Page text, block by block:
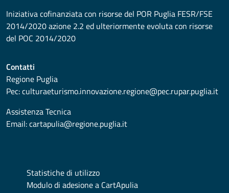
Iniziativa cofinanziata con risorse del POR Puglia FESR/FSE
2014/2020 azione 2.2 ed ulteriormente evoluta con risorse
del POC 2014/2020
Contatti
Regione Puglia
Pec:culturaeturismo.innovazione.regione@pec.rupar.puglia.it
Assistenza Tecnica
Email:cartapulia@regione.puglia.it
Statistiche di utilizzo
Modulo di adesione a CartApulia